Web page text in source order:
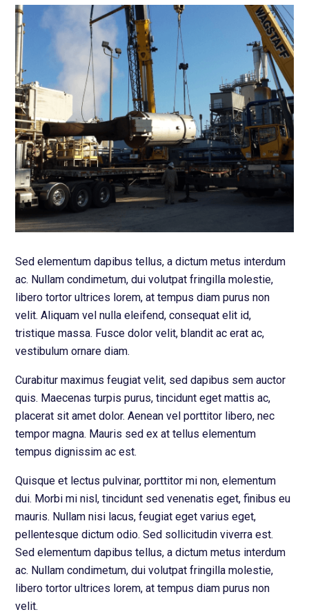
Sed elementum dapibus tellus, a dictum metus interdum
ac. Nullam condimetum, dui volutpat fringilla molestie,
libero tortor ultrices lorem, at tempus diam purus non
velit. Aliquam vel nulla eleifend, consequat elit id,
tristique massa. Fusce dolor velit, blandit ac erat ac,
vestibulum ornare diam.
Curabitur maximus feugiat velit, sed dapibus sem auctor
quis. Maecenas turpis purus, tincidunt eget mattis ac,
placerat sit amet dolor. Aenean vel porttitor libero, nec
tempor magna. Mauris sed ex at tellus elementum
tempus dignissim ac est.
Quisque et lectus pulvinar, porttitor mi non, elementum
dui. Morbi mi nisl, tincidunt sed venenatis eget, finibus eu
mauris. Nullam nisi lacus, feugiat eget varius eget,
pellentesque dictum odio. Sed sollicitudin viverra est.
Sed elementum dapibus tellus, a dictum metus interdum
ac. Nullam condimetum, dui volutpat fringilla molestie,
libero tortor ultrices lorem, at tempus diam purus non
velit.